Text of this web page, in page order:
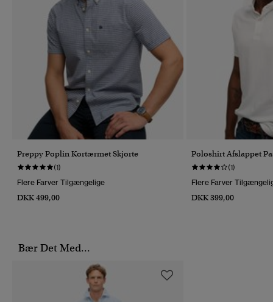
Preppy Poplin Kortærmet Skjorte
(1)
Flere Farver Tilgængelige
DKK 499,00
Poloshirt Afslappet
(1)
Flere Farver
DKK 399,00
Bær Det Med...